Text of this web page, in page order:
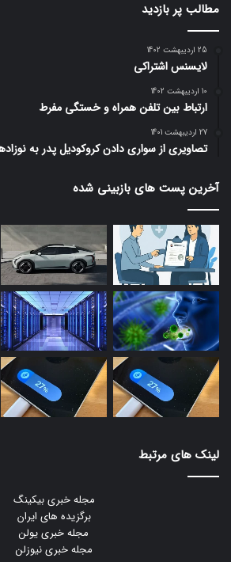
مطالب پر بازدید
25 اردیبهشت 1402
لایسنس اشتراکی
10 اردیبهشت 1402
ارتباط بین تلفن همراه و خستگی مفرط
27 اردیبهشت 1401
تصاویری از سواری دادن کروکودیل پدر به
آخرین پست های بازبینی شده
لینک های مرتبط
مجله خبری بیکینگ
برگزیده های ایران
مجله خبری یولن
مجله خبری نیوزلن